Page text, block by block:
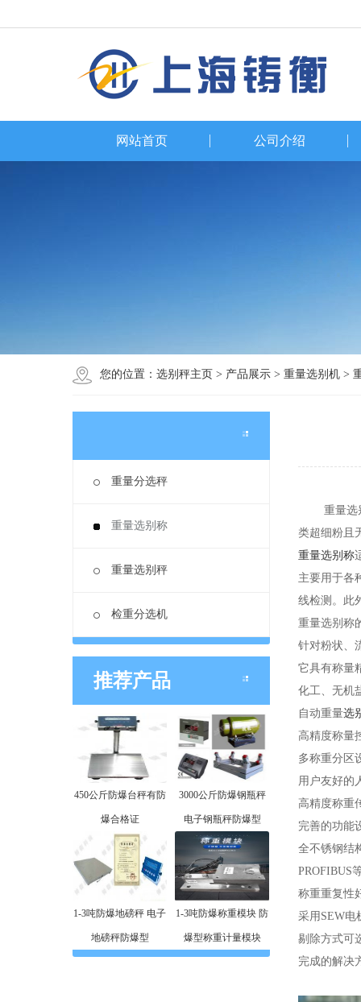
网站首页 公司介绍
您的位置： 选别秤主页 > 产品展示 > 重量选别机 >
重量分选秤
重量选别称
重量选别秤
检重分选机
推荐产品
450公斤防爆台秤有防
爆合格证
3000公斤防爆钢瓶秤
电子钢瓶秤防爆型
1-3吨防爆地磅秤 电子
地磅秤防爆型
1-3吨防爆称重模块 防
爆型称重计量模块
重量选别
类超细粉且
重量选别称
主要用于各
线检测。此
重量选别称
针对粉状、
它具有称量
化工、无机
自动重量选
高精度称量
多称重分区
用户友好的
高精度称重
完善的功能
全不锈钢结
PROFIBUS
称重重复性
采用SEW电
剔除方式可
完成的解决